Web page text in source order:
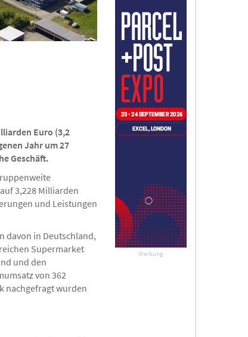
Werbung
Euro (3,2
Jahr um 27
Geschäft.
3,228 Milliarden
und Leistungen
davon in Deutschland,
Supermarket
und den
von 362
nachgefragt wurden